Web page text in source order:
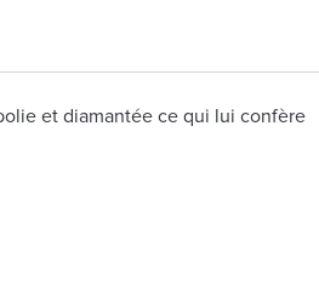
et diamantée ce qui lui confère